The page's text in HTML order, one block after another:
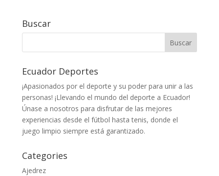
Buscar
Ecuador Deportes
¡Apasionados por el deporte y su poder para unir a las
personas! ¡Llevando el mundo del deporte a Ecuador!
Únase a nosotros para disfrutar de las mejores
experiencias desde el fútbol hasta tenis, donde el
juego limpio siempre está garantizado.
Categories
Ajedrez